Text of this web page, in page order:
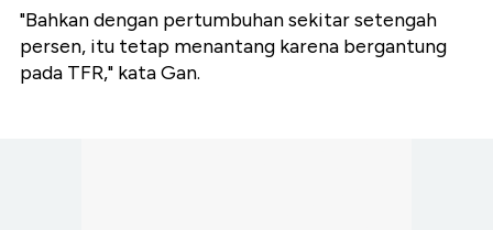
"Bahkan dengan pertumbuhan sekitar setengah
persen, itu tetap menantang karena bergantung
pada TFR," kata Gan.